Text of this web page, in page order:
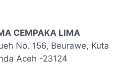
CEMPAKA LIMA
No. 156, Beurawe, Kuta
Aceh -23124